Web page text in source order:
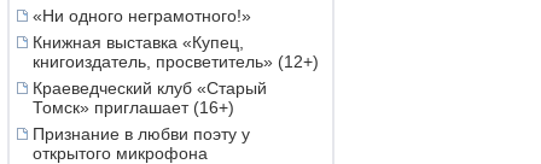
«Ни одного неграмотного!»
Книжная выставка «Купец,
книгоиздатель, просветитель» (12+)
Краеведческий клуб «Старый
Томск» приглашает (16+)
Признание в любви поэту у
открытого микрофона